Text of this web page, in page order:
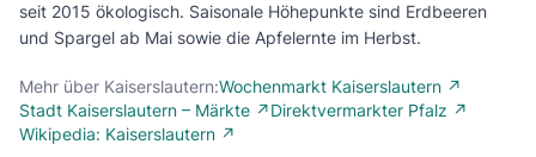
seit 2015 ökologisch. Saisonale Höhepunkte sind Erdbeeren
und Spargel ab Mai sowie die Apfelernte im Herbst.
Mehr über Kaiserslautern:Wochenmarkt Kaiserslautern ↗
Stadt Kaiserslautern – Märkte ↗Direktvermarkter Pfalz ↗
Wikipedia: Kaiserslautern ↗